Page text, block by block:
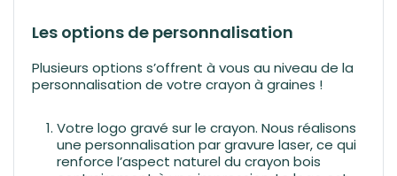
Les options de personnalisation
Plusieurs options s’offrent à vous au niveau de la
personnalisation de votre crayon à graines !
Votre logo gravé sur le crayon. Nous réalisons
une personnalisation par gravure laser, ce qui
renforce l’aspect naturel du crayon bois